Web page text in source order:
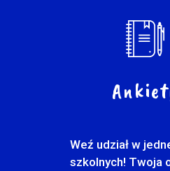
Weź udział w
szkolnych! Twoja